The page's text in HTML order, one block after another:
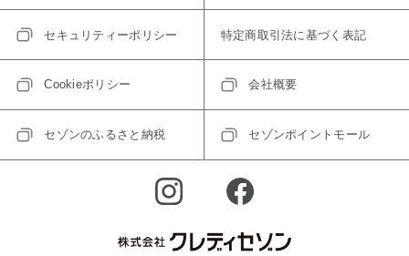
セキュリティーポリシー 特定商取引法に基づく表記
Cookieポリシー 会社概要
セゾンのふるさと納税 セゾンポイントモール